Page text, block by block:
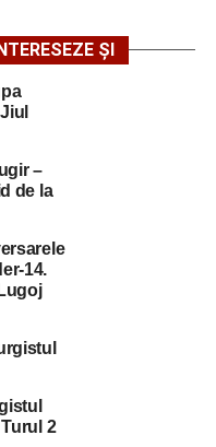
ȘI
–
de la
14.
2